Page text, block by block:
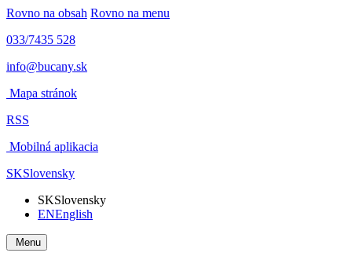
Rovno na obsah Rovno na menu
033/7435 528
info@bucany.sk
Mapa stránok
RSS
Mobilná aplikacia
SKSlovensky
SKSlovensky
ENEnglish
Menu